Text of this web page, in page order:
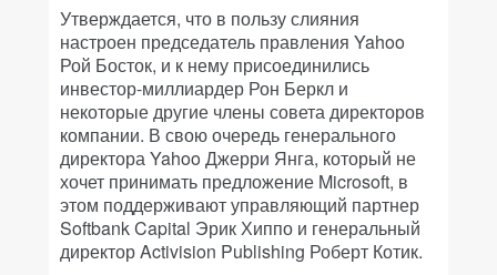
Утверждается, что в пользу слияния
настроен председатель правления Yahoo
Рой Босток, и к нему присоединились
инвестор-миллиардер Рон Беркл и
некоторые другие члены совета директоров
компании. В свою очередь генерального
директора Yahoo Джерри Янга, который не
хочет принимать предложение Microsoft, в
этом поддерживают управляющий партнер
Softbank Capital Эрик Хиппо и генеральный
директор Activision Publishing Роберт Котик.